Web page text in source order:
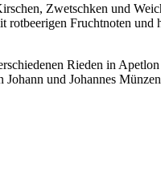
Zwetschken und
rotbeerigen Fruchtnoten und
Rieden in
und Johannes